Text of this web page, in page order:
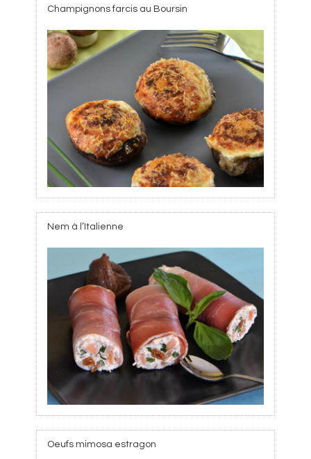
Champignons farcis au Boursin
Nem à l’Italienne
Oeufs mimosa estragon